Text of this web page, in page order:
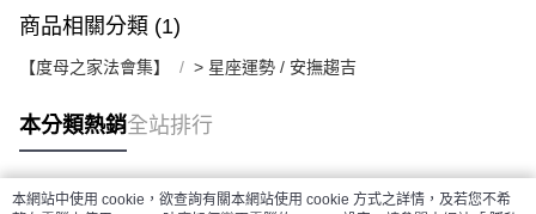
商品相關分類 (1)
【度母之家法會集】 > 星座運勢 / 安撫趨吉
本分類熱銷全站排行
本網站中使用 cookie，欲查詢有關本網站使用 cookie 方式之詳情，及若您不希